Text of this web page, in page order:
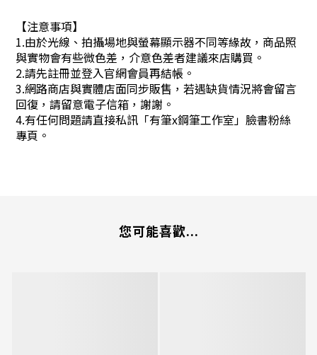
【注意事項】
1.由於光線、拍攝場地與螢幕顯示器不同等緣故，商品照
與實物會有些微色差，介意色差者建議來店購買。
2.請先註冊並登入官網會員再結帳。
3.網路商店與實體店面同步販售，若遇缺貨情況將會留言
回復，請留意電子信箱，謝謝。
4.有任何問題請直接私訊「有筆x鋼筆工作室」臉書粉絲
專頁。
您可能喜歡...